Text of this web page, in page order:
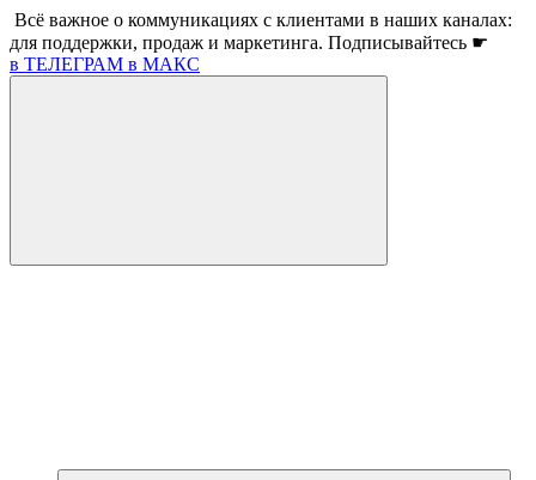
Всё важное о коммуникациях с клиентами в наших каналах:
для поддержки, продаж и маркетинга. Подписывайтесь ☛
в ТЕЛЕГРАМ в МАКС